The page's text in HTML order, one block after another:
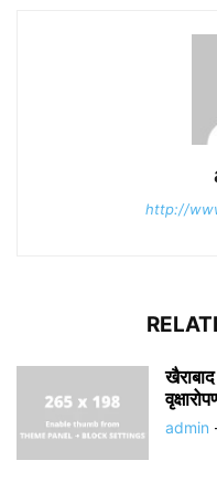
http://
admin